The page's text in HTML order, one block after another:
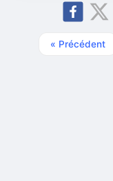
« Précédent